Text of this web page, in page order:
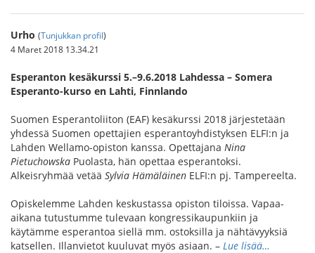
Urho (Tunjukkan profil)
4 Maret 2018 13.34.21
Esperanton kesäkurssi 5.–9.6.2018 Lahdessa – Somera
Esperanto-kurso en Lahti, Finnlando
Suomen Esperantoliiton (EAF) kesäkurssi 2018 järjestetään
yhdessä Suomen opettajien esperantoyhdistyksen ELFI:n ja
Lahden Wellamo-opiston kanssa. Opettajana Nina
Pietuchowska Puolasta, hän opettaa esperantoksi.
Alkeisryhmää vetää Sylvia Hämäläinen ELFI:n pj. Tampereelta.
Opiskelemme Lahden keskustassa opiston tiloissa. Vapaa-
aikana tutustumme tulevaan kongressikaupunkiin ja
käytämme esperantoa siellä mm. ostoksilla ja nähtävyyksiä
katsellen. Illanvietot kuuluvat myös asiaan. – Lue lisää…